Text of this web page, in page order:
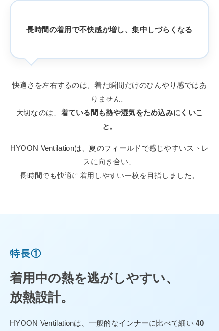
長時間の着用で不快感が増し、集中しづらくなる
快適さを左右するのは、着た瞬間だけのひんやり感ではあ
りません。
大切なのは、 着ている間も熱や湿気をため込みにくいこ
と。
HYOON Ventilationは、夏のフィールドで感じやすいストレ
スに向き合い、
長時間でも快適に着用しやすい一枚を目指しました。
特長①
着用中の熱を逃がしやすい、
放熱設計。
HYOON Ventilationは、一般的なインナーに比べて細い40